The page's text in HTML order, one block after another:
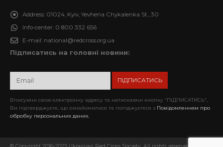
Address: 01024, Kyiv, Yevhena Chykalenka St., 30
Info-center: 0 800 332 656
E-mail: national@redcross.org.ua
Підписатись на головні новини:
Вписуючи свою електронну адресу та натискаючи кнопку “ПІДПИСАТИСЬ”,
Ви підтверджуєте, що ознайомилися та погоджуєтеся з Повідомленням про
обробку персональних даних.